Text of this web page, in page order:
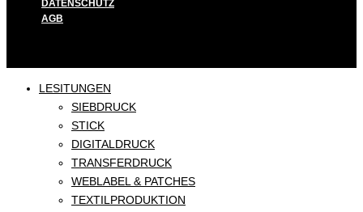
DATENSCHUTZ
AGB
LESITUNGEN
SIEBDRUCK
STICK
DIGITALDRUCK
TRANSFERDRUCK
WEBLABEL & PATCHES
TEXTILPRODUKTION